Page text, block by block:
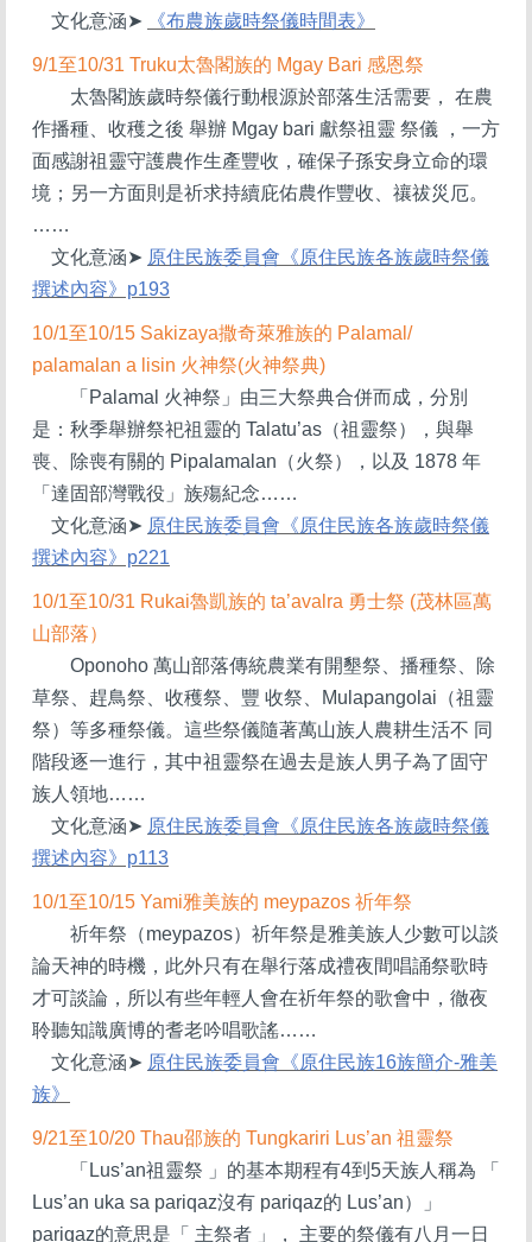
文化意涵➤ 《布農族歲時祭儀時間表》
9/1至10/31 Truku太魯閣族的 Mgay Bari 感恩祭
太魯閣族歲時祭儀行動根源於部落生活需要， 在農
作播種、收穫之後 舉辦 Mgay bari 獻祭祖靈 祭儀 ，一方
面感謝祖靈守護農作生產豐收，確保子孫安身立命的環
境；另一方面則是祈求持續庇佑農作豐收、禳祓災厄。
……
文化意涵➤ 原住民族委員會《原住民族各族歲時祭儀
撰述內容》p193
10/1至10/15 Sakizaya撒奇萊雅族的 Palamal/
palamalan a lisin 火神祭(火神祭典)
「Palamal 火神祭」由三大祭典合併而成，分別
是：秋季舉辦祭祀祖靈的 Talatu’as（祖靈祭），與舉
喪、除喪有關的 Pipalamalan（火祭），以及 1878 年
「達固部灣戰役」族殤紀念……
文化意涵➤ 原住民族委員會《原住民族各族歲時祭儀
撰述內容》p221
10/1至10/31 Rukai魯凱族的 ta’avalra 勇士祭 (茂林區萬
山部落）
Oponoho 萬山部落傳統農業有開墾祭、播種祭、除
草祭、趕鳥祭、收穫祭、豐 收祭、Mulapangolai（祖靈
祭）等多種祭儀。這些祭儀隨著萬山族人農耕生活不 同
階段逐一進行，其中祖靈祭在過去是族人男子為了固守
族人領地……
文化意涵➤ 原住民族委員會《原住民族各族歲時祭儀
撰述內容》p113
10/1至10/15 Yami雅美族的 meypazos 祈年祭
祈年祭（meypazos）祈年祭是雅美族人少數可以談
論天神的時機，此外只有在舉行落成禮夜間唱誦祭歌時
才可談論，所以有些年輕人會在祈年祭的歌會中，徹夜
聆聽知識廣博的耆老吟唱歌謠……
文化意涵➤ 原住民族委員會《原住民族16族簡介-雅美
族》
9/21至10/20 Thau邵族的 Tungkariri Lus’an 祖靈祭
「Lus’an祖靈祭 」的基本期程有4到5天族人稱為 「
Lus’an uka sa pariqaz沒有 pariqaz的 Lus’an）」
pariqaz的意思是「 主祭者 」， 主要的祭儀有八月一日